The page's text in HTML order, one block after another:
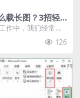
载长图？3招轻
取
作中，我们经常会
的情况，无论是记
保存网...
126